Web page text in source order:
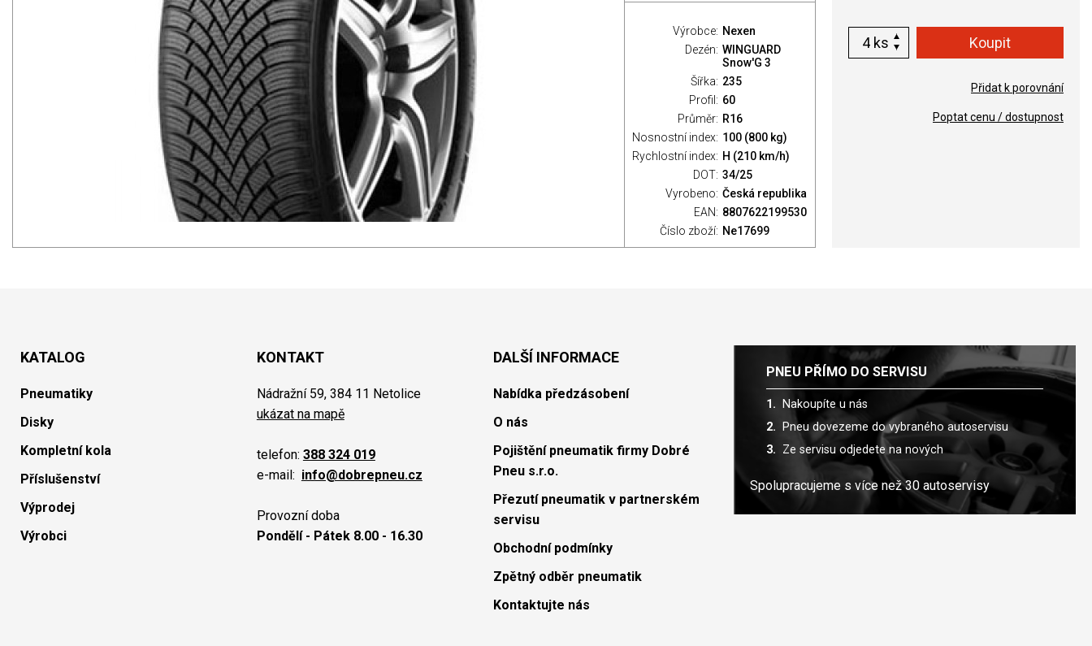
Výrobce: Nexen
Dezén: WINGUARD
Snow'G 3
Šířka: 235
Profil: 60
Průměr: R16
Nosnostní index: 100 (800 kg)
Rychlostní index: H (210 km/h)
DOT: 34/25
Vyrobeno: Česká republika
EAN: 8807622199530
Číslo zboží: Ne17699
ks
Přidat k porovnání
Poptat cenu / dostupnost
KATALOG
Pneumatiky
Disky
Kompletní kola
Příslušenství
Výprodej
Výrobci
KONTAKT
Nádražní 59, 384 11 Netolice
ukázat na mapě
telefon: 388 324 019
e-mail: info@dobrepneu.cz
Provozní doba
Pondělí - Pátek 8.00 - 16.30
DALŠÍ INFORMACE
Nabídka předzásobení
O nás
Pojištění pneumatik firmy Dobré
Pneu s.r.o.
Přezutí pneumatik v partnerském
servisu
Obchodní podmínky
Zpětný odběr pneumatik
Kontaktujte nás
PNEU PŘÍMO DO SERVISU
Nakoupíte u nás
Pneu dovezeme do vybraného autoservisu
Ze servisu odjedete na nových
Spolupracujeme s více než 30 autoservisy